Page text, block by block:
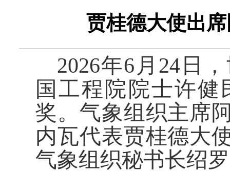
贾桂德大使出
2026年6月24日
国工程院院士许健
奖。气象组织主席
内瓦代表贾桂德大
气象组织秘书长绍